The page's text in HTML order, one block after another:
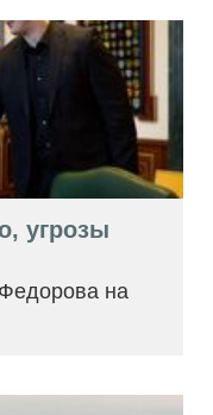
угрозы
Федорова на